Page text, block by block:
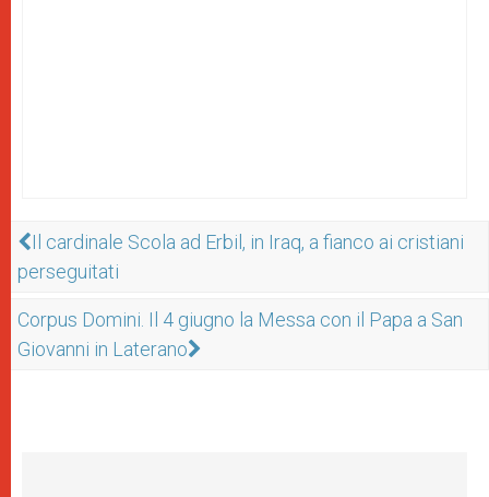
Il cardinale Scola ad Erbil, in Iraq, a fianco ai cristiani
perseguitati
Corpus Domini. Il 4 giugno la Messa con il Papa a San
Giovanni in Laterano